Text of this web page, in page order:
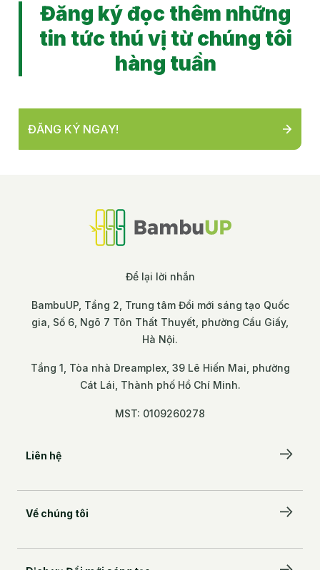
Đăng ký đọc thêm những
tin tức thú vị từ chúng tôi
hàng tuần
ĐĂNG KÝ NGAY!
Để lại lời nhắn
BambuUP, Tầng 2, Trung tâm Đổi mới sáng tạo Quốc
gia, Số 6, Ngõ 7 Tôn Thất Thuyết, phường Cầu Giấy,
Hà Nội.
Tầng 1, Tòa nhà Dreamplex, 39 Lê Hiến Mai, phường
Cát Lái, Thành phố Hồ Chí Minh.
MST: 0109260278
Liên hệ
BambuUP, Tầng 2, Trung tâm Đổi mới sáng tạo
Cầu Giấy, Hà Nội.
Tầng 1, Tòa nhà Dreamplex, 39 Lê Hiến Mai,
Về chúng tôi